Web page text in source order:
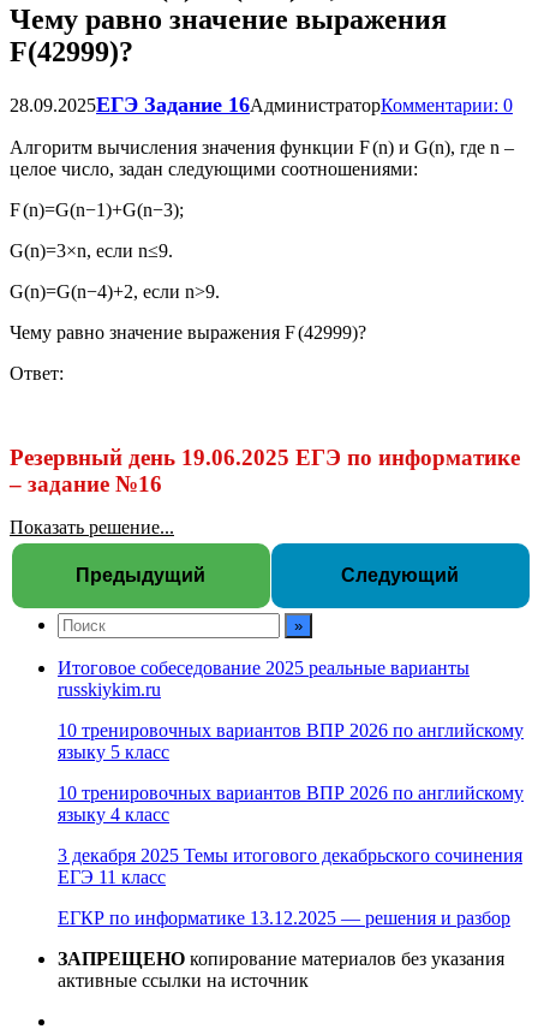
Чему равно значение выражения
F(42999)?
28.09.2025ЕГЭ Задание 16АдминистраторКомментарии: 0
Алгоритм вычисления значения функции F(n) иG(n), гдеn –
целое число, задан следующими соотношениями:
F(n)=G(n−1)+G(n−3);
G(n)=3×n, если n≤9.
G(n)=G(n−4)+2, если n>9.
Чему равно значение выражения F(42999)?
Ответ:
Резервный день 19.06.2025 ЕГЭ по информатике
– задание №16
Показать решение...
Предыдущий Следующий
Итоговое собеседование 2025 реальные варианты
russkiykim.ru
10 тренировочных вариантов ВПР 2026 по английскому
языку 5 класс
10 тренировочных вариантов ВПР 2026 по английскому
языку 4 класс
3 декабря 2025 Темы итогового декабрьского сочинения
ЕГЭ 11 класс
ЕГКР по информатике 13.12.2025 — решения и разбор
ЗАПРЕЩЕНО копирование материалов без указания
активные ссылки на источник